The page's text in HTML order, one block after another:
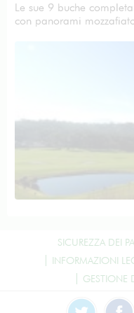
Le sue 9 buche
con panorami
SICUREZZA DEI
INFORMAZIONI
GESTIONE